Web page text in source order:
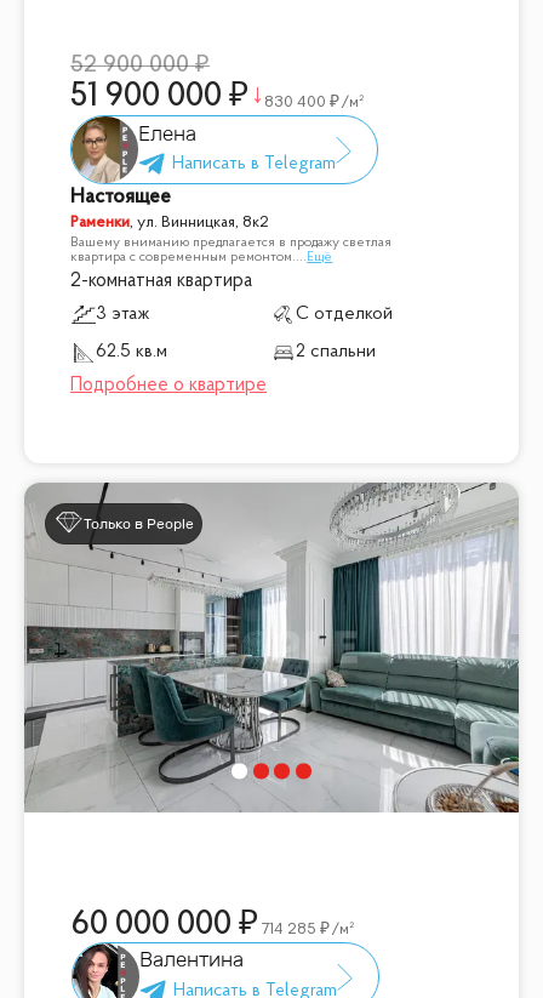
52 900 000
51 900 000 830 400 /м²
Елена
Настоящее
Раменки,ул. Винницкая, 8к2
Вашему вниманию предлагается в продажу светлая
квартира с современным ремонтом.... Ещё
2-комнатная квартира
3 этаж
С отделкой
62.5 кв.м
2 спальни
Только в People
60 000 000 714 285 /м²
Валентина